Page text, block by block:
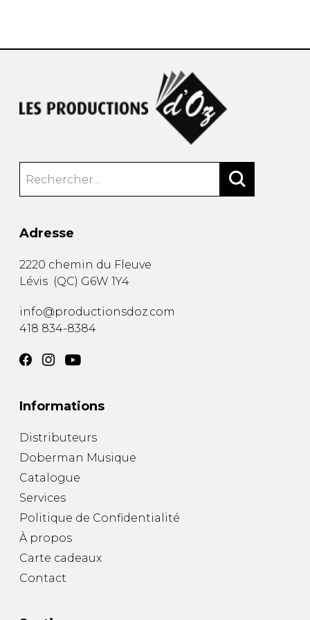
Adresse
2220 chemin du Fleuve
Lévis (QC) G6W 1Y4
info@productionsdoz.com
418 834-8384
Informations
Distributeurs
Doberman Musique
Catalogue
Services
Politique de Confidentialité
À propos
Carte cadeaux
Contact